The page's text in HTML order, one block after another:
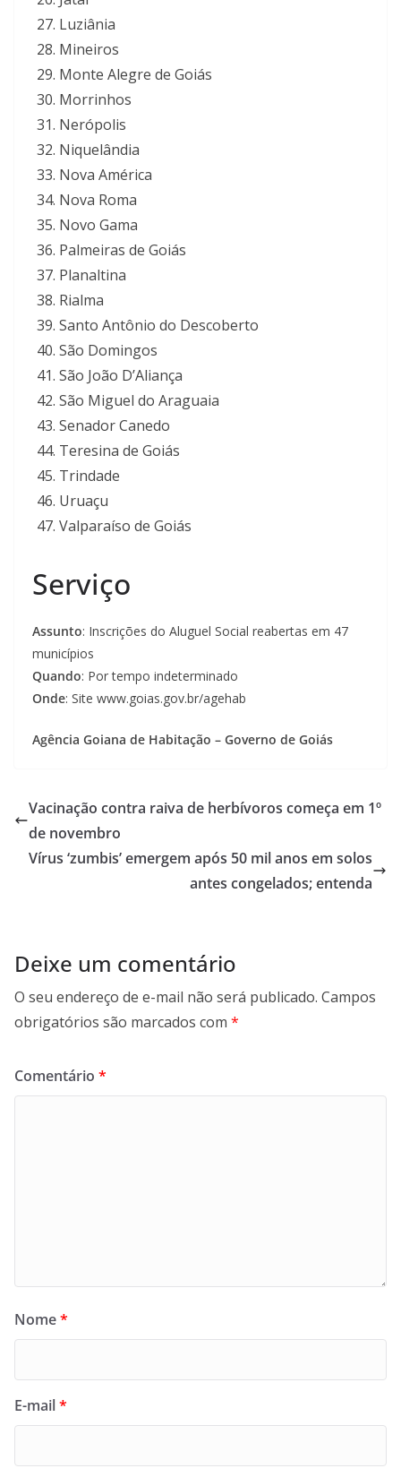
Luziânia
Mineiros
Monte Alegre de Goiás
Morrinhos
Nerópolis
Niquelândia
Nova América
Nova Roma
Novo Gama
Palmeiras de Goiás
Planaltina
Rialma
Santo Antônio do Descoberto
São Domingos
São João D’Aliança
São Miguel do Araguaia
Senador Canedo
Teresina de Goiás
Trindade
Uruaçu
Valparaíso de Goiás
Serviço
Assunto: Inscrições do Aluguel Social reabertas em 47
municípios
Quando: Por tempo indeterminado
Onde: Site www.goias.gov.br/agehab
Agência Goiana de Habitação – Governo de Goiás
Vacinação contra raiva de herbívoros começa em 1º
de novembro
Vírus ‘zumbis’ emergem após 50 mil anos em solos
antes congelados; entenda
Deixe um comentário
O seu endereço de e-mail não será publicado. Campos
obrigatórios são marcados com *
Comentário *
Nome*
E-mail*